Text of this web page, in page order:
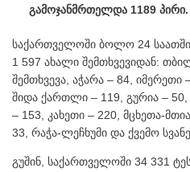
გამოჯანმრთელდა 1189 პირი.
საქართველოში ბოლო 24
1 597 ახალი შემთხვევიდან:
შემთხვევა, აჭარა – 84,
შიდა ქართლი – 119, გურია –
– 153, კახეთი – 220, მცხეთა-
33, რაჭა-ლეჩხუმი და ქვემო
გუშინ, საქართველოში 34 331